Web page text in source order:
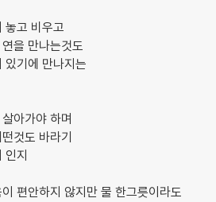
놓고 비우고
을 만나는것도
있기에 만나지는
아가야 하며
것도 바라기
지
편안하지 않지만 물 한그릇이라도